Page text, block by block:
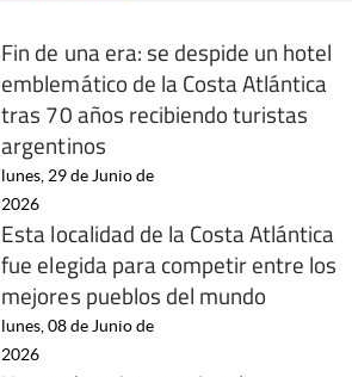
Fin de una era: se despide un hotel
emblemático de la Costa Atlántica
tras 70 años recibiendo turistas
argentinos
lunes, 29 de Junio de
2026
Esta localidad de la Costa Atlántica
fue elegida para competir entre los
mejores pueblos del mundo
lunes, 08 de Junio de
2026